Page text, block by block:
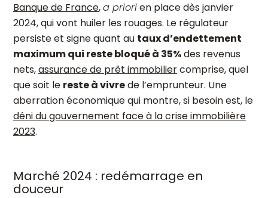
Banque de France,a priorien place dès janvier
2024, qui vont huiler les rouages. Le régulateur
persiste et signe quant au taux d’endettement
maximum qui reste bloqué à 35%des revenus
nets,assurance de prêt immobiliercomprise, quel
que soit le reste à vivrede l’emprunteur. Une
aberration économique qui montre, si besoin est, le
déni du gouvernement face à la crise immobilière
2023.
Marché 2024 : redémarrage en
douceur